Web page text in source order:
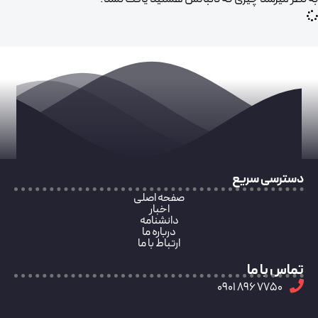
دسترسی سریع
صفحه اصلی
اخبار
دانشنامه
درباره ما
ارتباط با ما
تماس با ما
7750 896 0901